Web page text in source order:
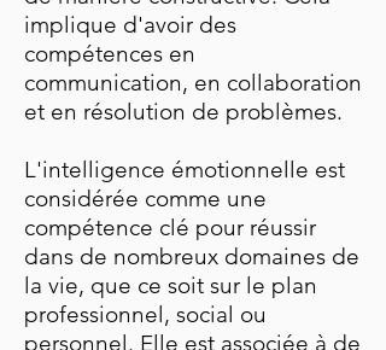
implique d'avoir des
compétences en
communication, en collaboration
et en résolution de problèmes.
L'intelligence émotionnelle est
considérée comme une
compétence clé pour réussir
dans de nombreux domaines de
la vie, que ce soit sur le plan
professionnel, social ou
personnel. Elle est associée à de